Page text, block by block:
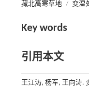
藏北高寒草地 / 变温
Key words
引用本文
王江涛, 杨军, 王向涛.